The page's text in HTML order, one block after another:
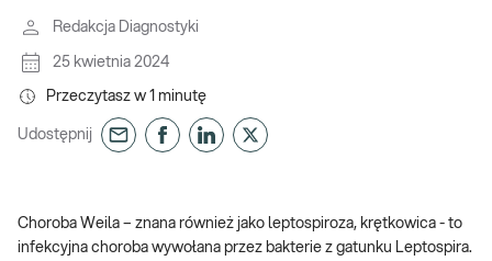
Redakcja Diagnostyki
25 kwietnia 2024
Przeczytasz w 1 minutę
Udostępnij
Choroba Weila – znana również jako leptospiroza, krętkowica - to
infekcyjna choroba wywołana przez bakterie z gatunku Leptospira.